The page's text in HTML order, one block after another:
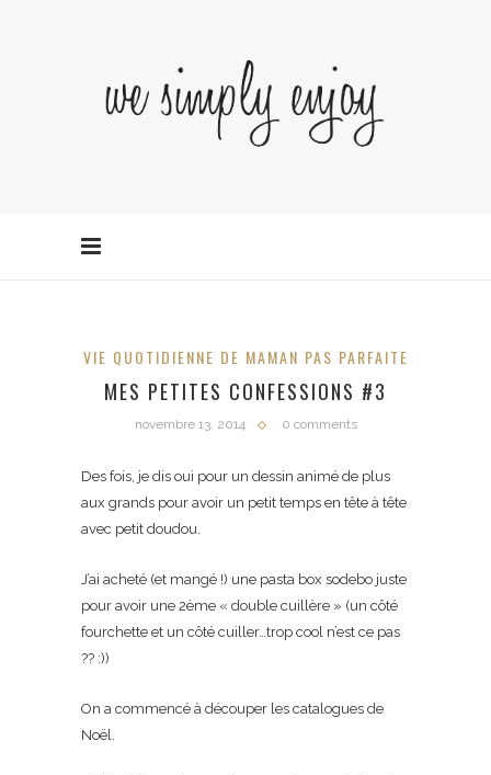
VIE QUOTIDIENNE DE MAMAN PAS PARFAITE
MES PETITES CONFESSIONS #3
novembre 13, 2014 0 comments
Des fois, je dis oui pour un dessin animé de plus
aux grands pour avoir un petit temps en tête à tête
avec petit doudou.
J’ai acheté (et mangé !) une pasta box sodebo juste
pour avoir une 2ème « double cuillère » (un côté
fourchette et un côté cuiller…trop cool n’est ce pas
?? :))
On a commencé à découper les catalogues de
Noël.